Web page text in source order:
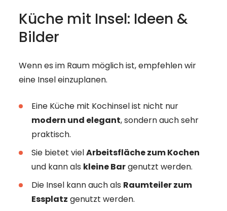
Küche mit Insel: Ideen &
Bilder
Wenn es im Raum möglich ist, empfehlen wir
eine Insel einzuplanen.
Eine Küche mit Kochinsel ist nicht nur
modern und elegant, sondern auch sehr
praktisch.
Sie bietet vielArbeitsfläche zum Kochen
und kann als kleine Bargenutzt werden.
Die Insel kann auch als Raumteiler zum
Essplatz genutzt werden.